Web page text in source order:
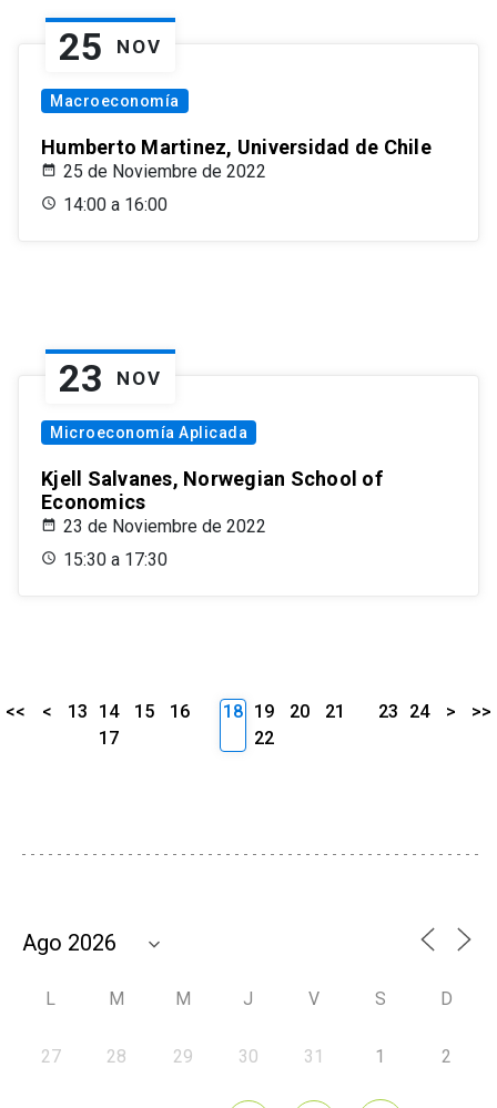
25 NOV
Macroeconomía
Humberto Martinez, Universidad de Chile
25 de Noviembre de 2022
14:00 a 16:00
23 NOV
Microeconomía Aplicada
Kjell Salvanes, Norwegian School of
Economics
23 de Noviembre de 2022
15:30 a 17:30
<< < 13 14 15
16
17
18 19 20
21
22
23 24 > >>
L M M J V S D
27 28 29 30 31 1 2